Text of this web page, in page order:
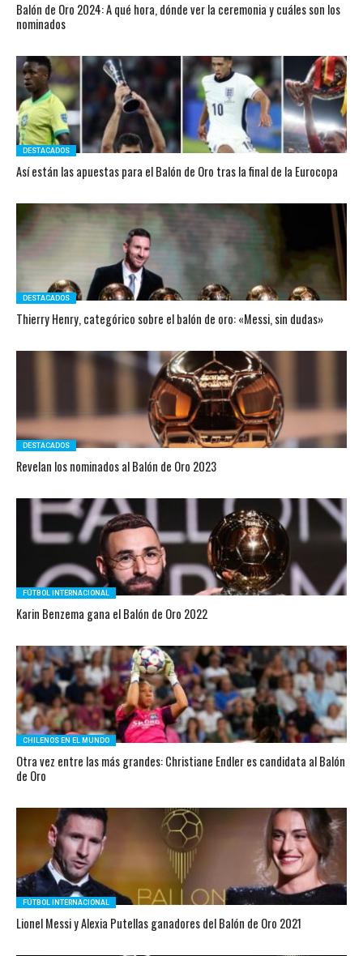
Balón de Oro 2024: A qué hora, dónde ver la ceremonia y cuáles son los
nominados
DESTACADOS
Así están las apuestas para el Balón de Oro tras la final de la Eurocopa
DESTACADOS
Thierry Henry, categórico sobre el balón de oro: «Messi, sin dudas»
DESTACADOS
Revelan los nominados al Balón de Oro 2023
FÚTBOL INTERNACIONAL
Karin Benzema gana el Balón de Oro 2022
CHILENOS EN EL MUNDO
Otra vez entre las más grandes: Christiane Endler es candidata al Balón
de Oro
FÚTBOL INTERNACIONAL
Lionel Messi y Alexia Putellas ganadores del Balón de Oro 2021